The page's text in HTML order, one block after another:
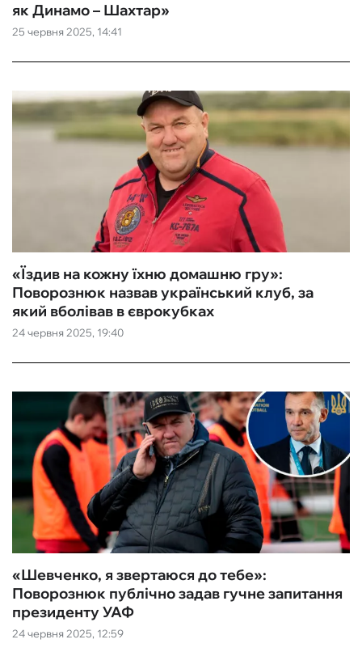
25 червня 2025, 14:41
як Динамо – Шахтар»
24 червня 2025, 19:40
«Їздив на кожну їхню домашню гру»:
Поворознюк назвав український клуб, за
який вболівав в єврокубках
24 червня 2025, 12:59
«Шевченко, я звертаюся до тебе»:
Поворознюк публічно задав гучне запитання
президенту УАФ